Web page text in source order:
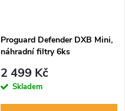
Proguard Defender DXB Mini,
náhradní filtry 6ks
2 499 Kč
Skladem